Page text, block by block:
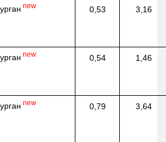
new 0,53 3,16
new 0,54 1,46
new 0,79 3,64